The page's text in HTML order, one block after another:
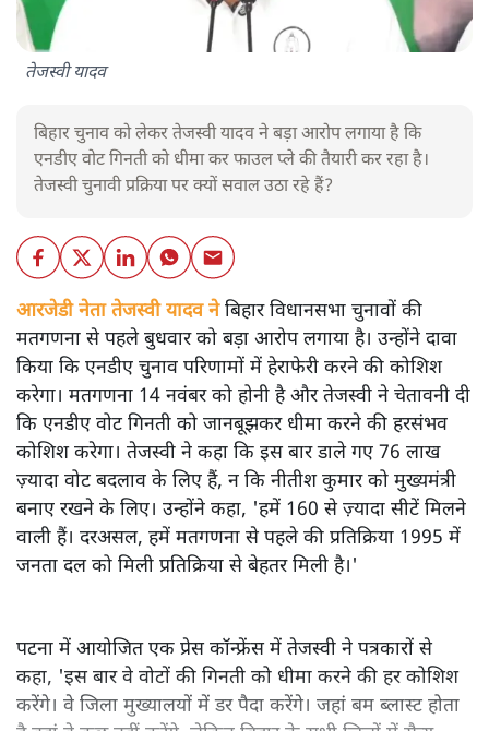
तेजस्वी यादव
बिहार चुनाव को लेकर तेजस्वी यादव ने बड़ा आरोप लगाया है कि
एनडीए वोट गिनती को धीमा कर फाउल प्ले की तैयारी कर रहा है।
तेजस्वी चुनावी प्रक्रिया पर क्यों सवाल उठा रहे हैं?
आरजेडी नेता तेजस्वी यादव नेबिहार विधानसभा चुनावों की
मतगणना से पहले बुधवार को बड़ा आरोप लगाया है। उन्होंने दावा
किया कि एनडीए चुनाव परिणामों में हेराफेरी करने की कोशिश
करेगा। मतगणना 14 नवंबर को होनी है और तेजस्वी ने चेतावनी दी
कि एनडीए वोट गिनती को जानबूझकर धीमा करने की हरसंभव
कोशिश करेगा। तेजस्वी ने कहा कि इस बार डाले गए 76 लाख
ज़्यादा वोट बदलाव के लिए हैं, न कि नीतीश कुमार को मुख्यमंत्री
बनाए रखने के लिए। उन्होंने कहा, 'हमें 160 से ज़्यादा सीटें मिलने
वाली हैं। दरअसल, हमें मतगणना से पहले की प्रतिक्रिया 1995 में
जनता दल को मिली प्रतिक्रिया से बेहतर मिली है।'
पटना में आयोजित एक प्रेस कॉन्फ्रेंस में तेजस्वी ने पत्रकारों से
कहा, 'इस बार वे वोटों की गिनती को धीमा करने की हर कोशिश
करेंगे। वे जिला मुख्यालयों में डर पैदा करेंगे। जहां बम ब्लास्ट होता